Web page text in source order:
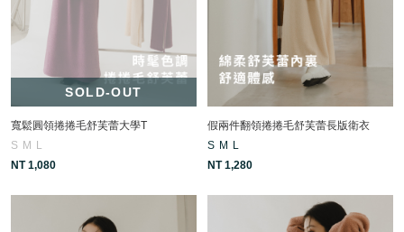
SOLD-OUT
寬鬆圓領捲捲毛舒芙蕾大學T
S M L
NT 1,080
假兩件翻領捲捲毛舒芙蕾長版衛衣
S M L
NT 1,280